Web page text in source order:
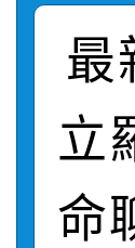
動
轉
城
畫
轉
劇
表
轉
敬
【
最
立
命